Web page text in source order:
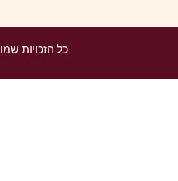
כל הזכויות